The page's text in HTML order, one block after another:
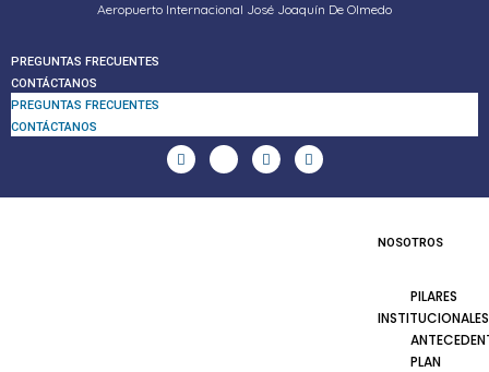
Aeropuerto Internacional José Joaquín De Olmedo
PREGUNTAS FRECUENTES
CONTÁCTANOS
PREGUNTAS FRECUENTES
CONTÁCTANOS
NOSOTROS
PILARES
INSTITUCIONALES
PLAN